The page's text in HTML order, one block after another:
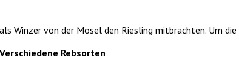
als Winzer von der Mosel den Riesling mitbrachten. Um
Verschiedene Rebsorten